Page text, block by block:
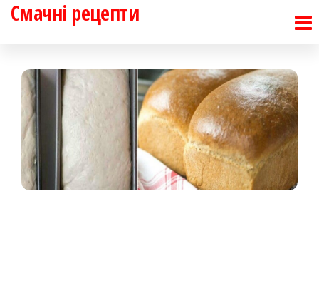
Перейти
Смачні рецепти